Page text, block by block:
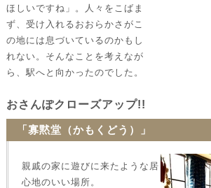
ほしいですね」。人々をこばま
ず、受け入れるおおらかさがこ
の地には息づいているのかもし
れない。そんなことを考えなが
ら、駅へと向かったのでした。
おさんぽクローズアップ!!
「寡黙堂（かもくどう）」
親戚の家に遊びに来たような居
心地のいい場所。